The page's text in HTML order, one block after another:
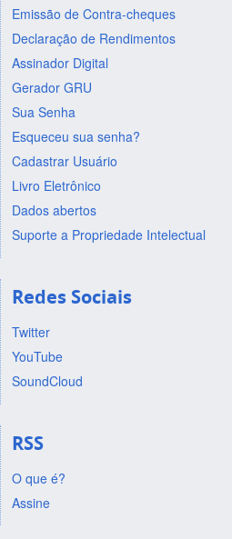
Emissão de Contra-cheques
Declaração de Rendimentos
Assinador Digital
Gerador GRU
Sua Senha
Esqueceu sua senha?
Cadastrar Usuário
Livro Eletrônico
Dados abertos
Suporte a Propriedade Intelectual
Redes Sociais
Twitter
YouTube
SoundCloud
RSS
O que é?
Assine